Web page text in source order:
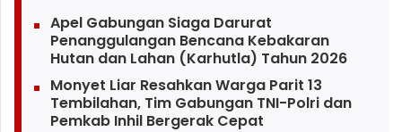
Apel Gabungan Siaga Darurat
Penanggulangan Bencana Kebakaran
Hutan dan Lahan (Karhutla) Tahun 2026
Monyet Liar Resahkan Warga Parit 13
Tembilahan, Tim Gabungan TNI-Polri dan
Pemkab Inhil Bergerak Cepat